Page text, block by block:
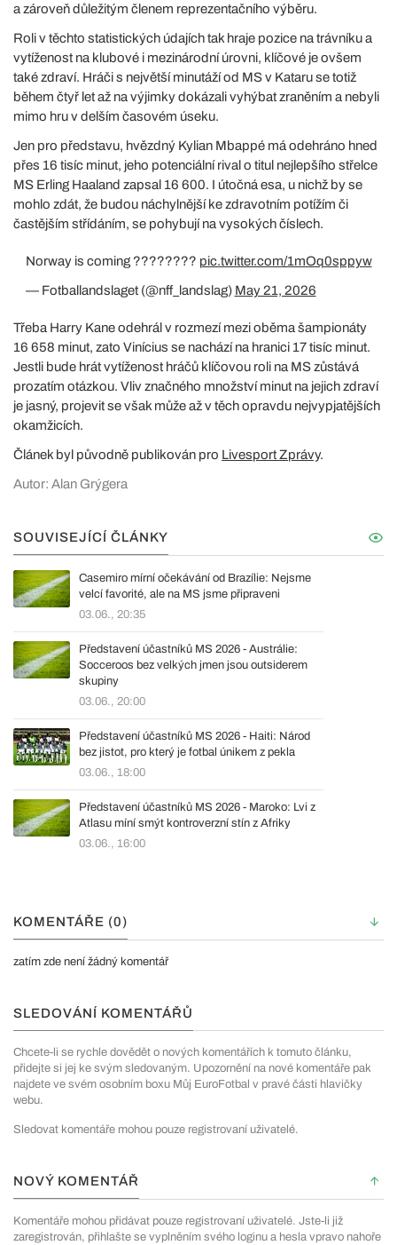
a zároveň důležitým členem reprezentačního výběru.
Roli v těchto statistických údajích tak hraje pozice na trávníku a
vytíženost na klubové i mezinárodní úrovni, klíčové je ovšem
také zdraví. Hráči s největší minutáží od MS v Kataru se totiž
během čtyř let až na výjimky dokázali vyhýbat zraněním a nebyli
mimo hru v delším časovém úseku.
Jen pro představu, hvězdný Kylian Mbappé má odehráno hned
přes 16 tisíc minut, jeho potenciální rival o titul nejlepšího střelce
MS Erling Haaland zapsal 16 600. I útočná esa, u nichž by se
mohlo zdát, že budou náchylnější ke zdravotním potížím či
častějším střídáním, se pohybují na vysokých číslech.
Norway is coming ???????? pic.twitter.com/1mOq0sppyw
— Fotballandslaget (@nff_landslag) May 21, 2026
Třeba Harry Kane odehrál v rozmezí mezi oběma šampionáty
16 658 minut, zato Vinícius se nachází na hranici 17 tisíc minut.
Jestli bude hrát vytíženost hráčů klíčovou roli na MS zůstává
prozatím otázkou. Vliv značného množství minut na jejich zdraví
je jasný, projevit se však může až v těch opravdu nejvypjatějších
okamžicích.
Článek byl původně publikován pro Livesport Zprávy.
Autor: Alan Grýgera
SOUVISEJÍCÍ ČLÁNKY
Casemiro mírní očekávání od Brazílie: Nejsme
velcí favorité, ale na MS jsme připraveni
03.06., 20:35
Představení účastníků MS 2026 - Austrálie:
Socceroos bez velkých jmen jsou outsiderem
skupiny
03.06., 20:00
Představení účastníků MS 2026 - Haiti: Národ
bez jistot, pro který je fotbal únikem z pekla
03.06., 18:00
Představení účastníků MS 2026 - Maroko: Lvi z
Atlasu míní smýt kontroverzní stín z Afriky
03.06., 16:00
KOMENTÁŘE (0)
zatím zde není žádný komentář
SLEDOVÁNÍ KOMENTÁŘŮ
Chcete-li se rychle dovědět o nových komentářích k tomuto článku,
přidejte si jej ke svým sledovaným. Upozornění na nové komentáře pak
najdete ve svém osobním boxu Můj EuroFotbal v pravé části hlavičky
webu.
Sledovat komentáře mohou pouze registrovaní uživatelé.
NOVÝ KOMENTÁŘ
Komentáře mohou přidávat pouze registrovaní uživatelé. Jste-li již
zaregistrován, přihlašte se vyplněním svého loginu a hesla vpravo nahoře